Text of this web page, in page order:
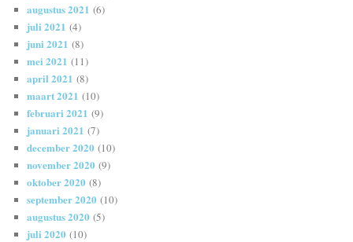
augustus 2021 (6)
juli 2021 (4)
juni 2021 (8)
mei 2021 (11)
april 2021 (8)
maart 2021 (10)
februari 2021 (9)
januari 2021 (7)
december 2020 (10)
november 2020 (9)
oktober 2020 (8)
september 2020 (10)
augustus 2020 (5)
juli 2020 (10)